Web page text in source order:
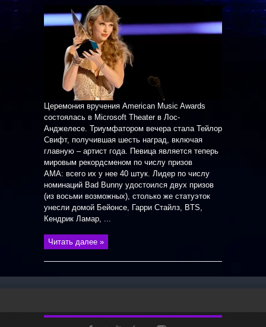
Церемония вручения American Music Awards
состоялась в Microsoft Theater в Лос-
Анджелесе. Триумфатором вечера стала Тейлор
Свифт, получившая шесть наград, включая
главную – артист года. Певица является теперь
мировым рекордсменом по числу призов
AMA: всего их у нее 40 штук. Лидер по числу
номинаций Bad Bunny удостоился двух призов
(из восьми возможных), столько же статуэток
унесли домой Бейонсе, Гарри Стайлз, BTS,
Кендрик Ламар, ...
Читать далее »